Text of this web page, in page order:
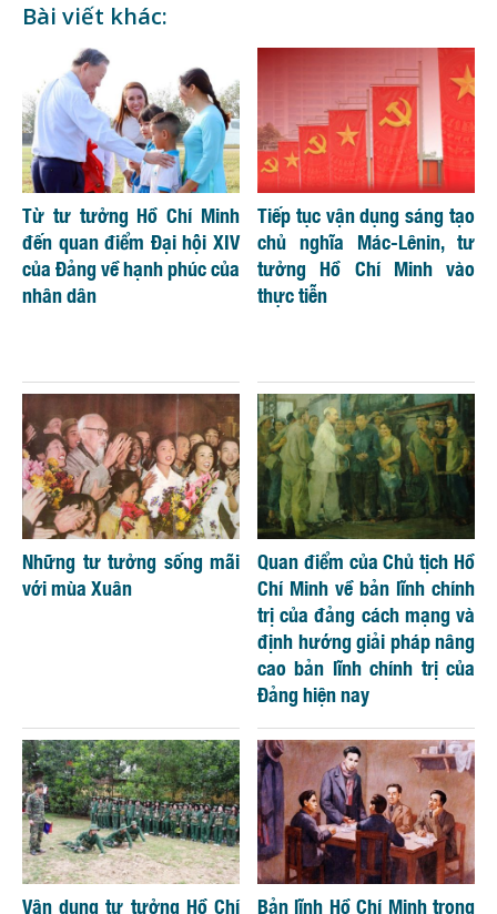
Bài viết khác:
Từ tư tưởng Hồ Chí Minh
đến quan điểm Đại hội XIV
của Đảng về hạnh phúc của
nhân dân
Tiếp tục vận dụng sáng tạo
chủ nghĩa Mác-Lênin, tư
tưởng Hồ Chí Minh vào
thực tiễn
Những tư tưởng sống mãi
với mùa Xuân
Quan điểm của Chủ tịch Hồ
Chí Minh về bản lĩnh chính
trị của đảng cách mạng và
định hướng giải pháp nâng
cao bản lĩnh chính trị của
Đảng hiện nay
Vận dụng tư tưởng Hồ Chí Bản lĩnh Hồ Chí Minh trong